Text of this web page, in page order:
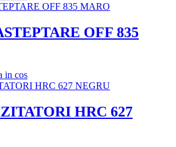
in
OFF 835
in cosAdauga
in
HRC 627